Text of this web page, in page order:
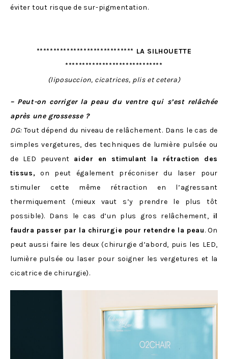
éviter tout risque de sur-pigmentation.
***************************** LA SILHOUETTE
*****************************
(liposuccion, cicatrices, plis et cetera)
– Peut-on corriger la peau du ventre qui s’est relâchée
après une grossesse ?
DG:Tout dépend du niveau de relâchement. Dans le cas de
simples vergetures, des techniques de lumière pulsée ou
de LED peuvent aider en stimulant la rétraction des
tissus, on peut également préconiser du laser pour
stimuler cette même rétraction en l’agressant
thermiquement (mieux vaut s’y prendre le plus tôt
possible). Dans le cas d’un plus gros relâchement, il
faudra passer par la chirurgie pour retendre la peau. On
peut aussi faire les deux (chirurgie d’abord, puis les LED,
lumière pulsée ou laser pour soigner les vergetures et la
cicatrice de chirurgie).